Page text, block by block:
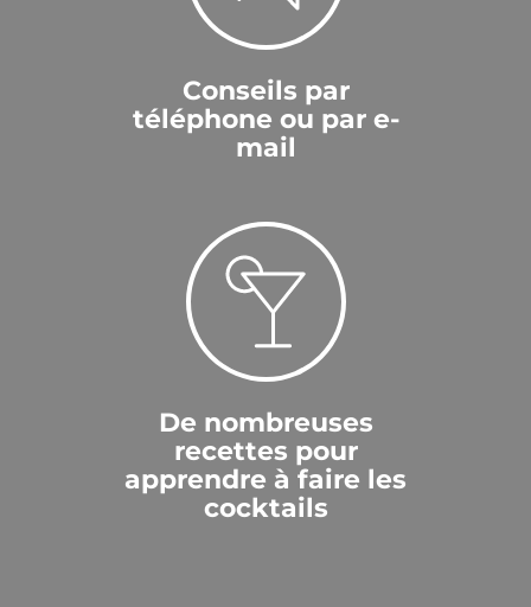
Conseils par
téléphone ou par e-
mail
De nombreuses
recettes pour
apprendre à faire les
cocktails